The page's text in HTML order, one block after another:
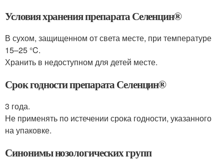
Условия хранения препарата Селенцин®
В сухом, защищенном от света месте, при температуре
15–25 °C.
Хранить в недоступном для детей месте.
Срок годности препарата Селенцин®
3 года.
Не применять по истечении срока годности, указанного
на упаковке.
Синонимы нозологических групп